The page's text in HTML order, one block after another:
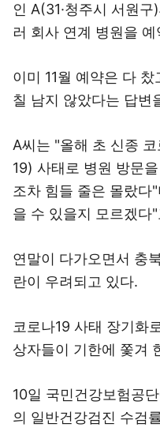
인 A(31·청주시 서원
러 회사 연계 병원을
이미 11월 예약은 다
칠 남지 않았다는 답변
A씨는 "올해 초 신종
19) 사태로 병원 방문
조차 힘들 줄은 몰랐다
을 수 있을지 모르겠다
연말이 다가오면서 충
란이 우려되고 있다.
코로나19 사태 장기화
상자들이 기한에 쫓겨
10일 국민건강보험공
의 일반건강검진 수검